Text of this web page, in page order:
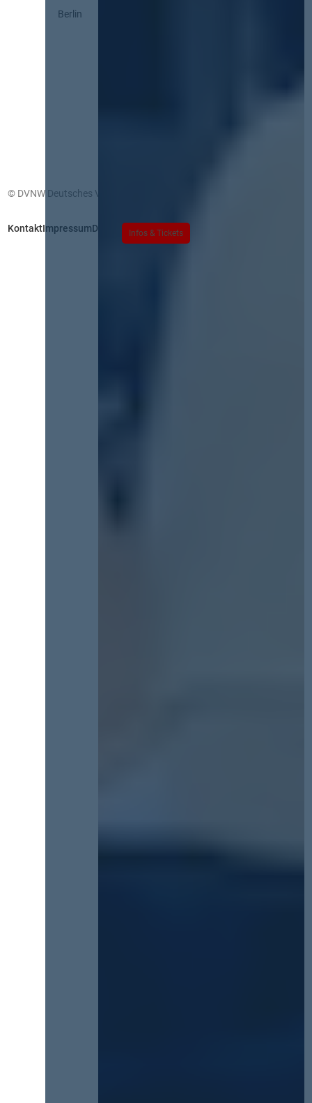
Infos & Tickets
Berlin
© DVNW Deutsches Vergabenetzwerk GmbH
KontaktImpressumDatenschutz